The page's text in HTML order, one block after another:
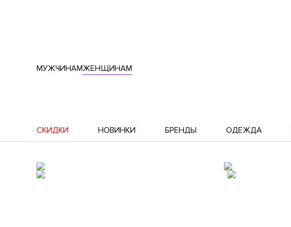
МУЖЧИНАМЖЕНЩИНАМ
СКИДКИ НОВИНКИ БРЕНДЫ ОДЕЖДА